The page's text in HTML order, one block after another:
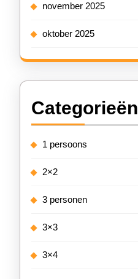
november 2025
oktober 2025
Categorieën
1 persoons
2×2
3 personen
3×3
3×4